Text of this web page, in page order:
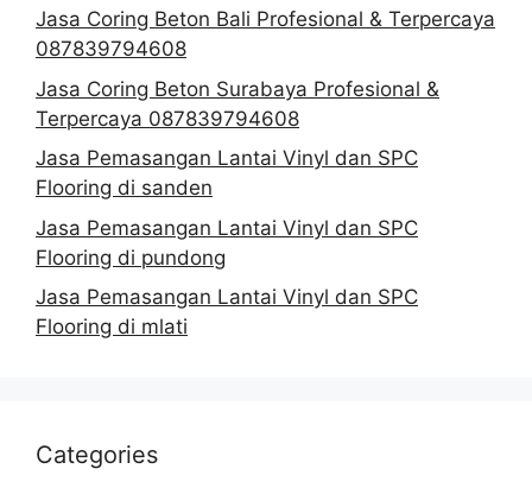
Jasa Coring Beton Bali Profesional & Terpercaya
087839794608
Jasa Coring Beton Surabaya Profesional &
Terpercaya 087839794608
Jasa Pemasangan Lantai Vinyl dan SPC
Flooring di sanden
Jasa Pemasangan Lantai Vinyl dan SPC
Flooring di pundong
Jasa Pemasangan Lantai Vinyl dan SPC
Flooring di mlati
Categories